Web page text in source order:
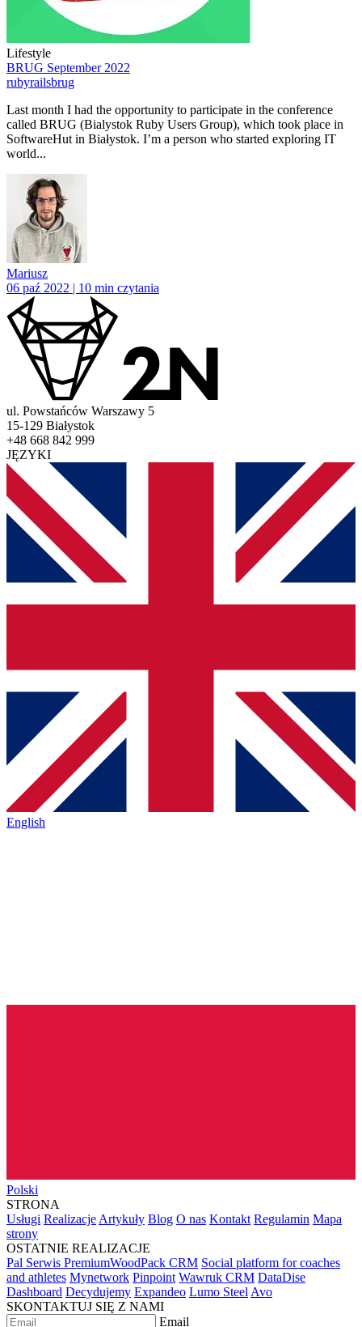
Lifestyle
BRUG September 2022
rubyrailsbrug
Last month I had the opportunity to participate in the conference
called BRUG (Bialystok Ruby Users Group), which took place in
SoftwareHut in Białystok. I’m a person who started exploring IT
world...
Mariusz
06 paź 2022 | 10 min czytania
ul. Powstańców Warszawy 5
15-129 Białystok
+48 668 842 999
JĘZYKI
English
Polski
STRONA
Usługi Realizacje Artykuły Blog O nas Kontakt Regulamin Mapa
strony
OSTATNIE REALIZACJE
Pal Serwis PremiumWoodPack CRM Social platform for coaches
and athletes Mynetwork Pinpoint Wawruk CRM DataDise
Dashboard Decydujemy Expandeo Lumo Steel Avo
SKONTAKTUJ SIĘ Z NAMI
Email